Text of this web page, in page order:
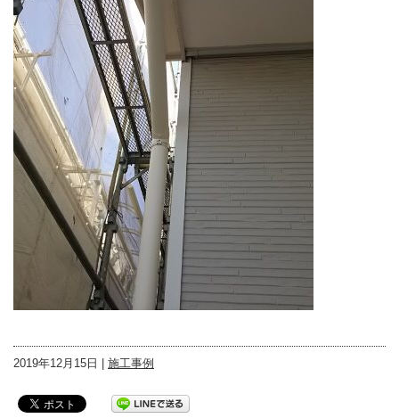
2019年12月15日 | 施工事例